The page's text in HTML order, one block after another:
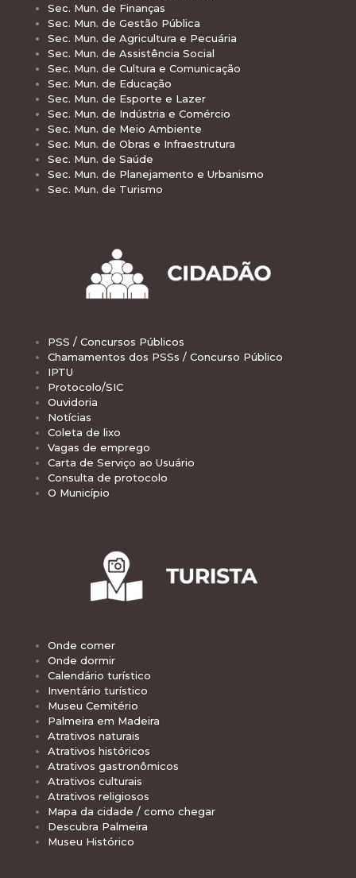
Sec. Mun. de Finanças
Sec. Mun. de Gestão Pública
Sec. Mun. de Agricultura e Pecuária
Sec. Mun. de Assistência Social
Sec. Mun. de Cultura e Comunicação
Sec. Mun. de Educação
Sec. Mun. de Esporte e Lazer
Sec. Mun. de Indústria e Comércio
Sec. Mun. de Meio Ambiente
Sec. Mun. de Obras e Infraestrutura
Sec. Mun. de Saúde
Sec. Mun. de Planejamento e Urbanismo
Sec. Mun. de Turismo
PSS / Concursos Públicos
Chamamentos dos PSSs / Concurso Público
IPTU
Protocolo/SIC
Ouvidoria
Notícias
Coleta de lixo
Vagas de emprego
Carta de Serviço ao Usuário
Consulta de protocolo
O Município
Onde comer
Onde dormir
Calendário turístico
Inventário turístico
Museu Cemitério
Palmeira em Madeira
Atrativos naturais
Atrativos históricos
Atrativos gastronômicos
Atrativos culturais
Atrativos religiosos
Mapa da cidade / como chegar
Descubra Palmeira
Museu Histórico